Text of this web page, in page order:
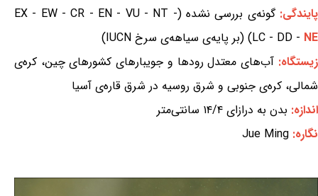
پایندگی:
گونه‌ی بررسی نشده (EX - EW - CR - EN - VU - NT -
LC - DD - NE
) (بر پایه‌ی سیاهه‌ی سرخ IUCN)
زیستگاه: آب‌های معتدل رودها و جویبارهای کشورهای چین، کره‌ی
شمالی، کره‌ی جنوبی و شرق روسیه در شرق قاره‌ی آسیا
اندازه: بدن به درازای ۱۴/۴ سانتی‌متر
نگاره: Jue Ming